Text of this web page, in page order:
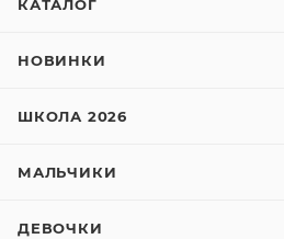
КАТАЛОГ
НОВИНКИ
ШКОЛА 2026
МАЛЬЧИКИ
ДЕВОЧКИ